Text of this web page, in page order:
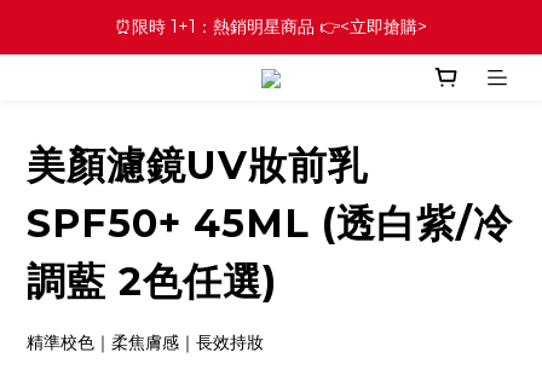
⏰限時 1+1：熱銷明星商品 👉<立即搶購>
美顏濾鏡UV妝前乳
SPF50+ 45ML (透白紫/冷
調藍 2色任選)
精準校色｜柔焦膚感｜長效持妝